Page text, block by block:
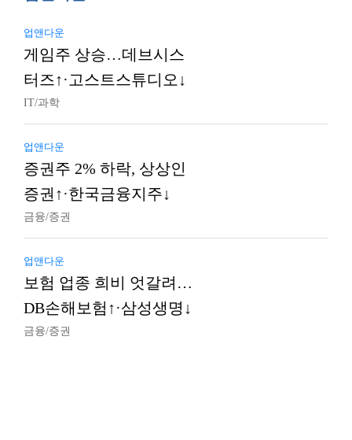
업앤다운
게임주 상승…데브시스
터즈↑·고스트스튜디오↓
IT/과학
업앤다운
증권주 2% 하락, 상상인
증권↑·한국금융지주↓
금융/증권
업앤다운
보험 업종 희비 엇갈려…
DB손해보험↑·삼성생명↓
금융/증권